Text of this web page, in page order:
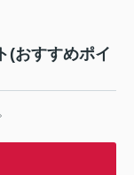
(おすすめポイ